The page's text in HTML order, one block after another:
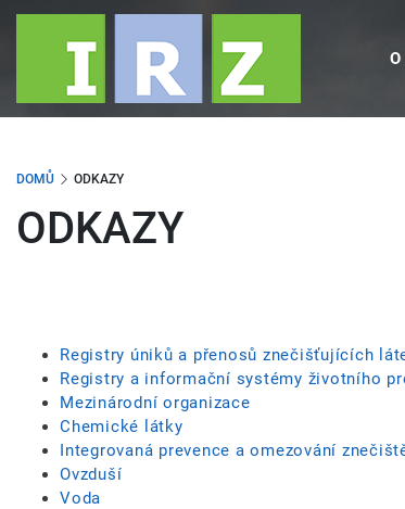
Přejít
O
DOMŮ ODKAZY
ODKAZY
Registry úniků a přenosů znečišťujících
Registry a informační systémy životního
Mezinárodní organizace
Chemické látky
Integrovaná prevence a omezování
Ovzduší
Voda